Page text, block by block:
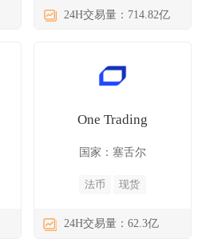
24H交易量：714.82亿
One Trading
国家：塞舌尔
法币 现货
24H交易量：62.3亿